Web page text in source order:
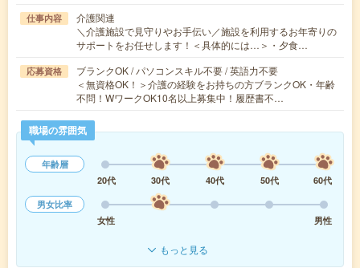
仕事内容
介護関連
＼介護施設で見守りやお手伝い／施設を利用するお年寄りの
サポートをお任せします！＜具体的には…＞・夕食…
応募資格
ブランクOK / パソコンスキル不要 / 英語力不要
＜無資格OK！＞介護の経験をお持ちの方ブランクOK・年齢
不問！WワークOK10名以上募集中！履歴書不…
職場の雰囲気
年齢層
20代
30代 40代 50代
60代
男女比率
女性
男性
もっと見る